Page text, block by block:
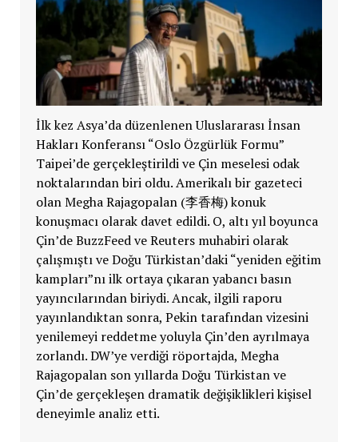
İlk kez Asya’da düzenlenen Uluslararası İnsan
Hakları Konferansı “Oslo Özgürlük Formu”
Taipei’de gerçekleştirildi ve Çin meselesi odak
noktalarından biri oldu. Amerikalı bir gazeteci
olan Megha Rajagopalan (李香梅) konuk
konuşmacı olarak davet edildi. O, altı yıl boyunca
Çin’de BuzzFeed ve Reuters muhabiri olarak
çalışmıştı ve Doğu Türkistan’daki “yeniden eğitim
kampları”nı ilk ortaya çıkaran yabancı basın
yayıncılarından biriydi. Ancak, ilgili raporu
yayınlandıktan sonra, Pekin tarafından vizesini
yenilemeyi reddetme yoluyla Çin’den ayrılmaya
zorlandı. DW’ye verdiği röportajda, Megha
Rajagopalan son yıllarda Doğu Türkistan ve
Çin’de gerçekleşen dramatik değişiklikleri kişisel
deneyimle analiz etti.